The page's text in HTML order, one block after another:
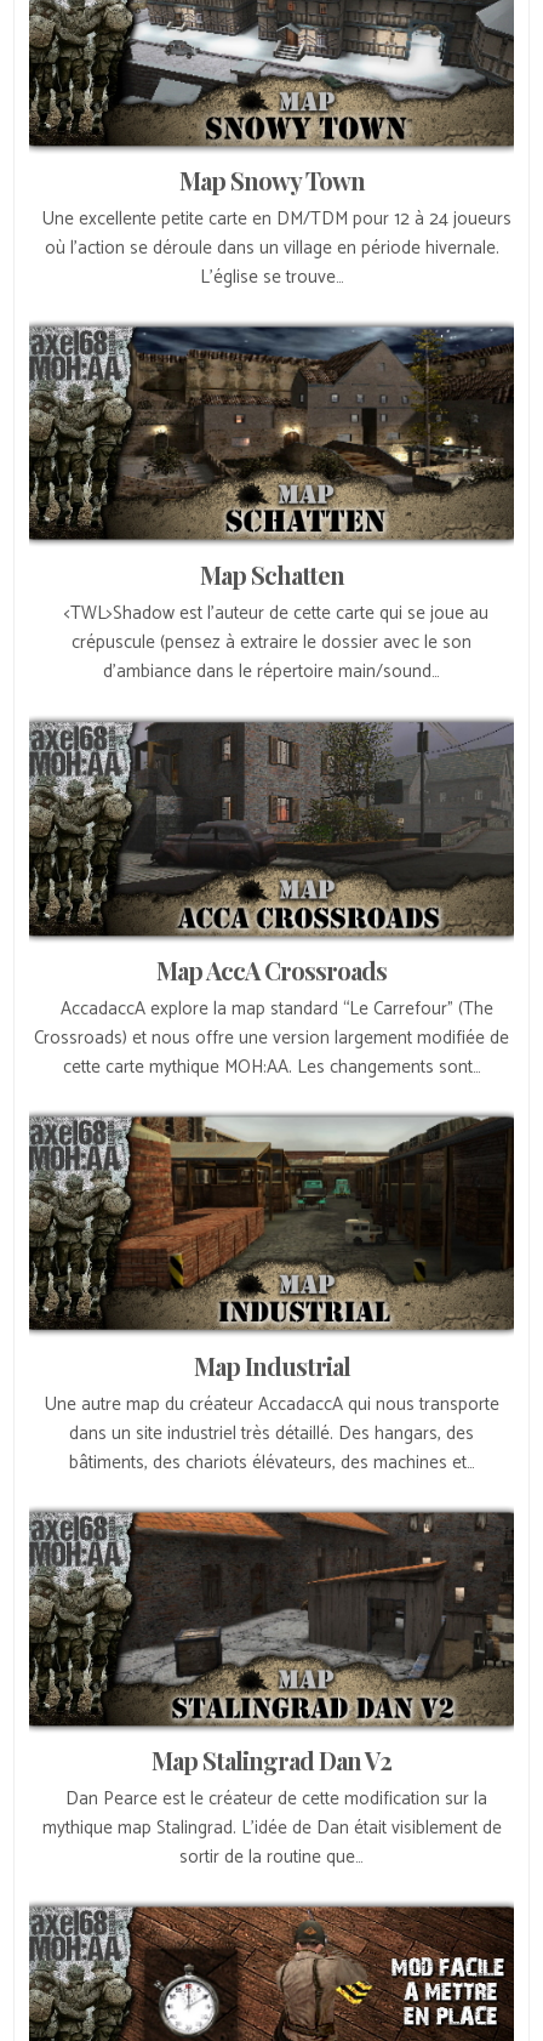
Map Snowy Town
Une excellente petite carte en DM/TDM pour 12 à 24 joueurs
où l’action se déroule dans un village en période hivernale.
L’église se trouve…
Map Schatten
<TWL>Shadow est l’auteur de cette carte qui se joue au
crépuscule (pensez à extraire le dossier avec le son
d’ambiance dans le répertoire main/sound…
Map AccA Crossroads
AccadaccA explore la map standard “Le Carrefour” (The
Crossroads) et nous offre une version largement modifiée de
cette carte mythique MOH:AA. Les changements sont…
Map Industrial
Une autre map du créateur AccadaccA qui nous transporte
dans un site industriel très détaillé. Des hangars, des
bâtiments, des chariots élévateurs, des machines et…
Map Stalingrad Dan V2
Dan Pearce est le créateur de cette modification sur la
mythique map Stalingrad. L’idée de Dan était visiblement de
sortir de la routine que…